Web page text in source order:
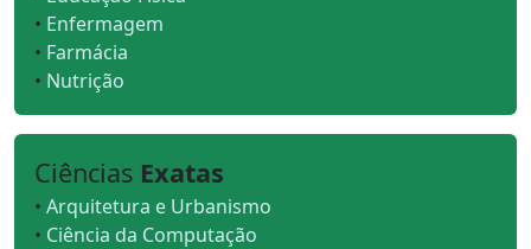
• Enfermagem
• Farmácia
• Nutrição
Ciências Exatas
• Arquitetura e Urbanismo
• Ciência da Computação